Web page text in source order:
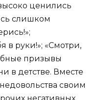
ценились
слишком
в руки!»; «Смотри,
призывы
в детстве. Вместе
своим